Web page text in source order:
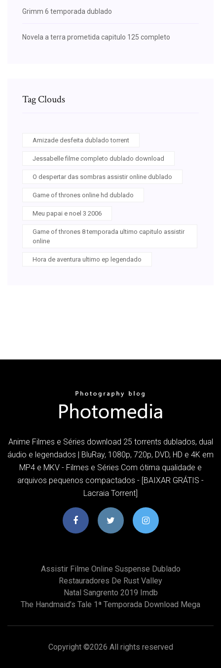
Grimm 6 temporada dublado
Novela a terra prometida capitulo 125 completo
Tag Clouds
Amizade desfeita dublado torrent
Jessabelle filme completo dublado download
O despertar das sombras assistir online dublado
Game of thrones online hd dublado
Meu papai e noel 3 2006
Game of thrones 8 temporada ultimo capitulo assistir
online
Hora de aventura ultimo ep legendado
Anime Filmes e Séries download 25 torrents dublados, dual
áudio e legendados | BluRay, 1080p, 720p, DVD, HD e 4K em
MP4 e MKV - Filmes e Séries Com ótima qualidade e
arquivos pequenos compactados - [BAIXAR GRÁTIS -
Lacraia Torrent]
Assistir Filme Online Suspense Dublado
Restauradores De Rust Valley
Natal Sangrento 2019 Imdb
The Handmaid’s Tale 1ª Temporada Download Mega
Copyright ©2026 All rights reserved